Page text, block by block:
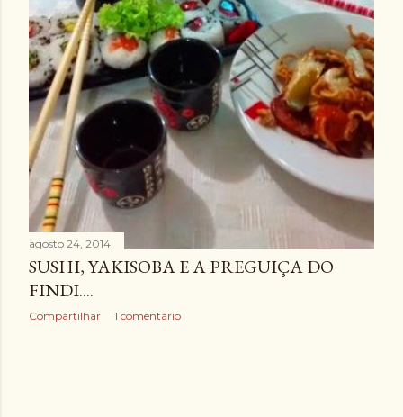
agosto 24, 2014
SUSHI, YAKISOBA E A PREGUIÇA DO
FINDI....
Compartilhar 1 comentário